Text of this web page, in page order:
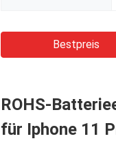
Bestpreis
ROHS-
für Iphone 11